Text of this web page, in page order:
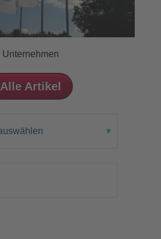
Unternehmen
Alle Artikel